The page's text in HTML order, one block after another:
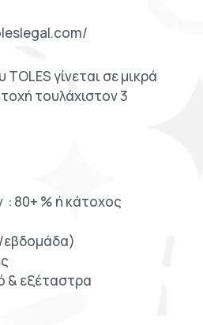
γίνεται σε μικρά
τουλάχιστον 3
80+ % ή κάτοχος
εβδομάδα)
& εξέταστρα